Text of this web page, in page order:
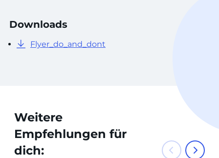
Downloads
Flyer_do_and_dont
Weitere
Empfehlungen für
dich: